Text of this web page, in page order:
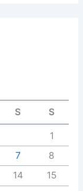
S S
1
7
8
14
15